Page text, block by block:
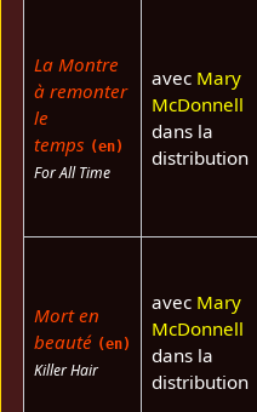
La Montre
à remonter
le
temps (en)
For All Time
avec Mary
McDonnell
dans la
distribution
Mort en
beauté (en)
Killer Hair
avec Mary
McDonnell
dans la
distribution